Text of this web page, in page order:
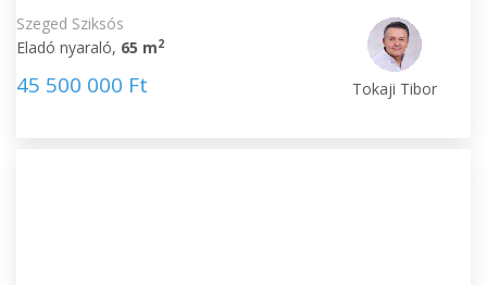
Szeged Sziksós
Eladó nyaraló, 65 m2
45 500 000 Ft Tokaji Tibor